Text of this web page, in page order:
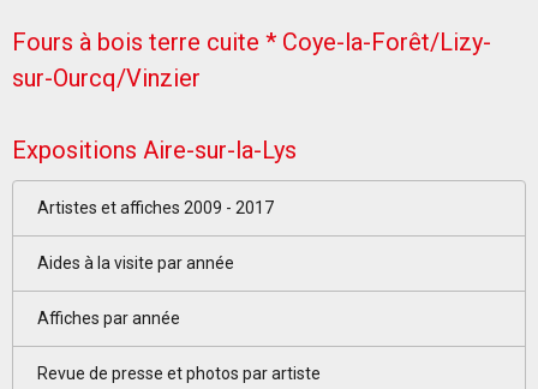
Fours à bois terre cuite * Coye-la-Forêt/Lizy-
sur-Ourcq/Vinzier
Expositions Aire-sur-la-Lys
Artistes et affiches 2009 - 2017
Aides à la visite par année
Affiches par année
Revue de presse et photos par artiste